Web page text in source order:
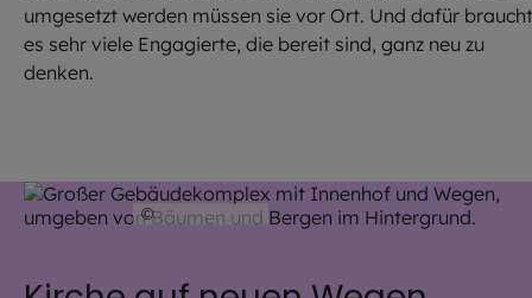
umgesetzt werden müssen sie vor Ort. Und dafür braucht
es sehr viele Engagierte, die bereit sind, ganz neu zu
denken.
© Kurt Hörbst